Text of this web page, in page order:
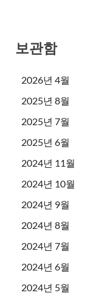
보관함
2026년 4월
2025년 8월
2025년 7월
2025년 6월
2024년 11월
2024년 10월
2024년 9월
2024년 8월
2024년 7월
2024년 6월
2024년 5월